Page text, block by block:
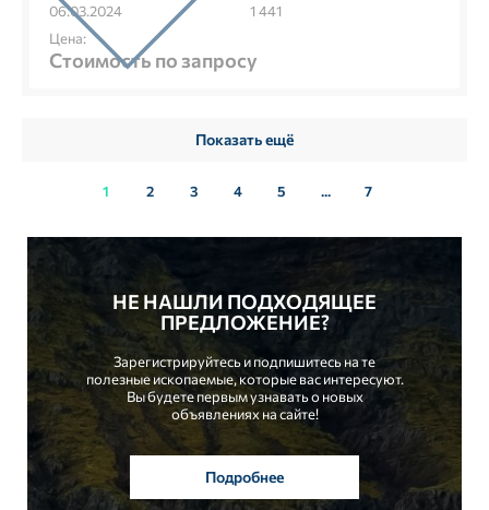
06.03.2024
1 441
Цена:
Стоимость по запросу
Показать ещё
1 2 3 4 5 ... 7
НЕ НАШЛИ ПОДХОДЯЩЕЕ
ПРЕДЛОЖЕНИЕ?
Зарегистрируйтесь и подпишитесь на те
полезные ископаемые, которые вас интересуют.
Вы будете первым узнавать о новых
объявлениях на сайте!
Подробнее